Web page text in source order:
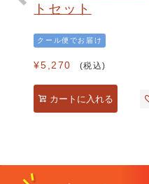
トセット
クール便でお届け
¥5,270 税込
カートに入れる